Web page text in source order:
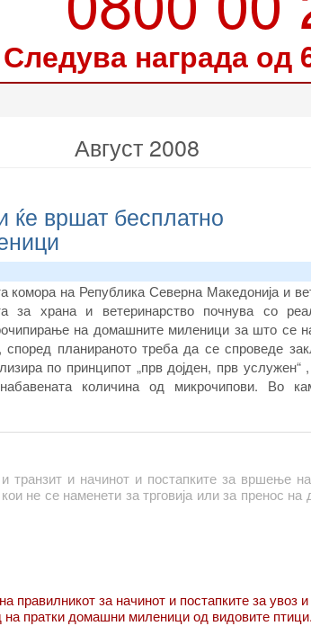
Следува награда од
Август 2008
ќе вршат бесплатно
комора на Република Северна Македонија и
за храна и ветеринарство почнува со
на домашните миленици за што се
според планираното треба да се спроведе
по принципот „прв дојден, прв услужен“
количина од микрочипови. Во
транзит и начинот и постапките за вршење
не се наменети за трговија или за пренос на
за начинот и постапките за увоз и
пратки домашни миленици од видовите